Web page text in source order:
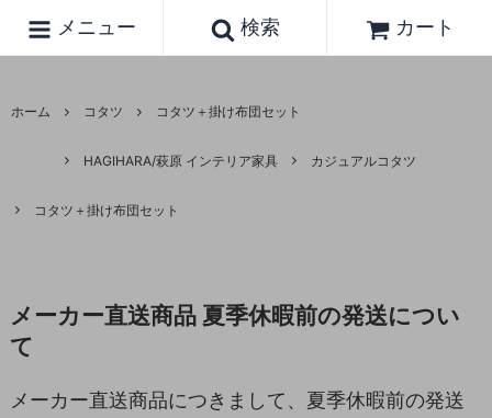
メニュー 検索 カート
ホーム コタツ コタツ＋掛け布団セット
HAGIHARA/萩原 インテリア家具 カジュアルコタツ
コタツ＋掛け布団セット
メーカー直送商品 夏季休暇前の発送につい
て
メーカー直送商品につきまして、夏季休暇前の発送